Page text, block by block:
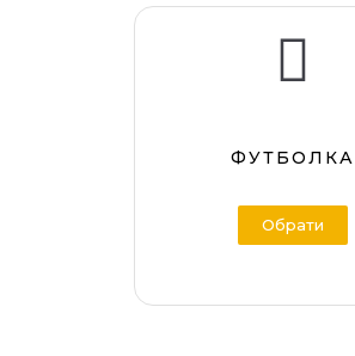
ФУТБОЛКА
Обрати